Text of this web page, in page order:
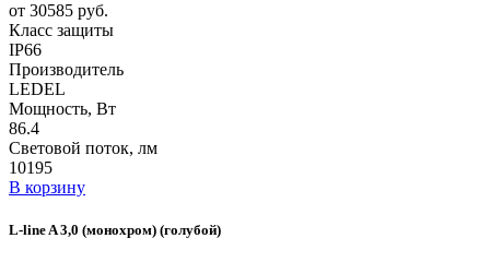
от 30585 руб.
Класс защиты
IP66
Производитель
LEDEL
Мощность, Вт
86.4
Световой поток, лм
10195
В корзину
L-line A 3,0 (монохром) (голубой)